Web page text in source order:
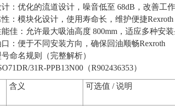
：优化的流道设计，噪音低至 68dB，改善工
：模块化设计，使用寿命长，维护便捷Rexroth
能佳：允许最大吸油高度 800mm，适应多种安
：便于不同安装方向，确保回油顺畅Rexroth
命名规则（完整解析）
31R-PPB13N00（R902436353）
含义 可选值 / 说明